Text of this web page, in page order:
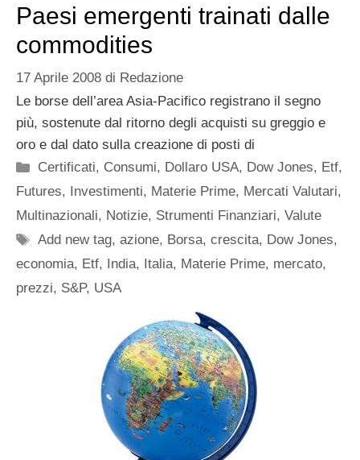
Paesi emergenti trainati dalle
commodities
17 Aprile 2008 di Redazione
Le borse dell’area Asia-Pacifico registrano il segno
più, sostenute dal ritorno degli acquisti su greggio e
oro e dal dato sulla creazione di posti di
Categorie
Certificati, Consumi, Dollaro USA, Dow Jones, Etf,
Futures, Investimenti, Materie Prime, Mercati Valutari,
Multinazionali, Notizie, Strumenti Finanziari, Valute
Tag
Add new tag,azione, Borsa,crescita, Dow Jones,
economia, Etf, India, Italia, Materie Prime, mercato,
prezzi, S&P, USA